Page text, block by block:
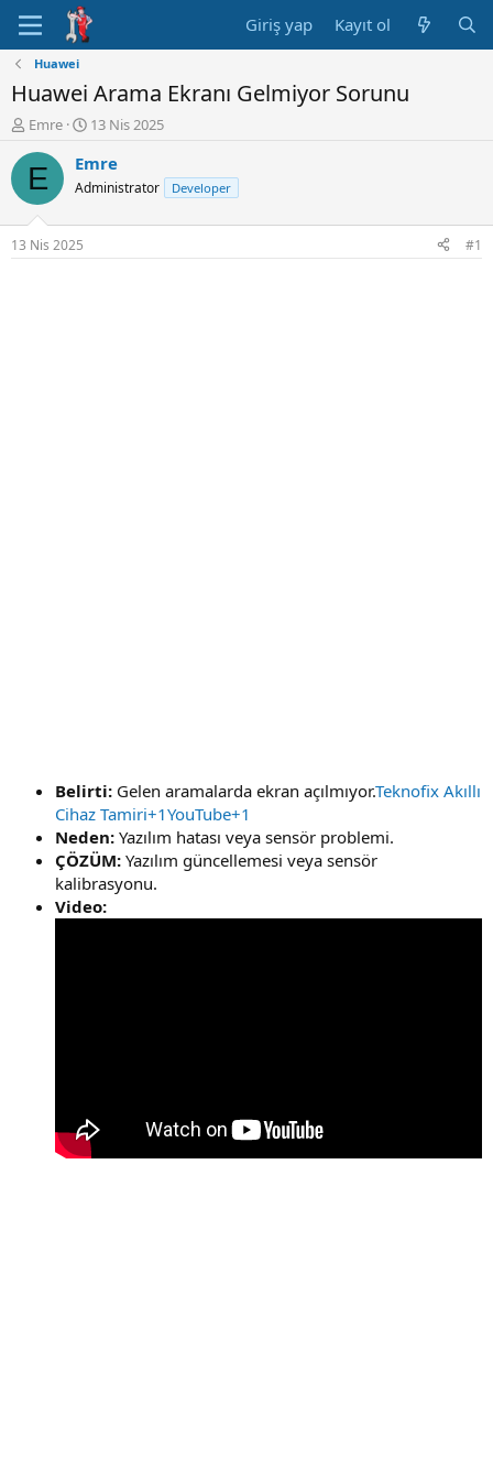
Giriş yap Kayıt ol
Huawei
Huawei Arama Ekranı Gelmiyor Sorunu
K
n
u
y
u
B
a
Emre
B
ş
l
n
ı
13 Nis 2025
E Emre
Administrator Developer
13 Nis 2025 #1
Belirti: Gelen aramalarda ekran açılmıyor.Teknofix Akıllı
Cihaz Tamiri+1YouTube+1
Neden: Yazılım hatası veya sensör problemi.
ÇÖZÜM: Yazılım güncellemesi veya sensör
kalibrasyonu.
Video: